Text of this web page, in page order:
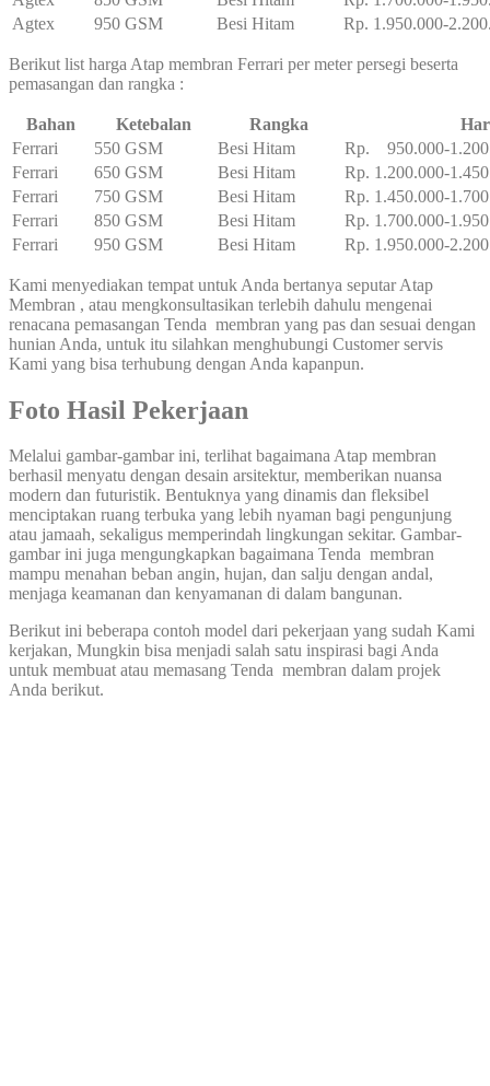
Agtex
950 GSM Besi Hitam Rp. 1.950.000-
Berikut list harga Atap membran Ferrari per meter persegi beserta
pemasangan dan rangka :
Bahan Ketebalan Rangka
Ferrari
550 GSM Besi Hitam
Rp. 950.000-
Ferrari
650 GSM Besi Hitam
Rp. 1.200.000-
Ferrari
750 GSM Besi Hitam
Rp. 1.450.000-
Ferrari
850 GSM Besi Hitam
Rp. 1.700.000-
Ferrari
950 GSM Besi Hitam Rp. 1.950.000-
Kami menyediakan tempat untuk Anda bertanya seputar Atap
Membran , atau mengkonsultasikan terlebih dahulu mengenai
renacana pemasangan Tenda membran yang pas dan sesuai dengan
hunian Anda, untuk itu silahkan menghubungi Customer servis
Kami yang bisa terhubung dengan Anda kapanpun.
Foto Hasil Pekerjaan
Melalui gambar-gambar ini, terlihat bagaimana Atap membran
berhasil menyatu dengan desain arsitektur, memberikan nuansa
modern dan futuristik. Bentuknya yang dinamis dan fleksibel
menciptakan ruang terbuka yang lebih nyaman bagi pengunjung
atau jamaah, sekaligus memperindah lingkungan sekitar. Gambar-
gambar ini juga mengungkapkan bagaimana Tenda membran
mampu menahan beban angin, hujan, dan salju dengan andal,
menjaga keamanan dan kenyamanan di dalam bangunan.
Berikut ini beberapa contoh model dari pekerjaan yang sudah Kami
kerjakan, Mungkin bisa menjadi salah satu inspirasi bagi Anda
untuk membuat atau memasang Tenda membran dalam projek
Anda berikut.